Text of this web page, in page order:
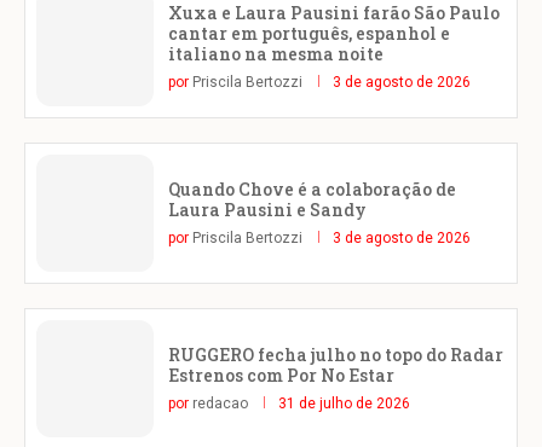
Xuxa e Laura Pausini farão São Paulo
cantar em português, espanhol e
italiano na mesma noite
por Priscila Bertozzi 3 de agosto de 2026
Quando Chove é a colaboração de
Laura Pausini e Sandy
por Priscila Bertozzi 3 de agosto de 2026
RUGGERO fecha julho no topo do Radar
Estrenos com Por No Estar
por redacao 31 de julho de 2026